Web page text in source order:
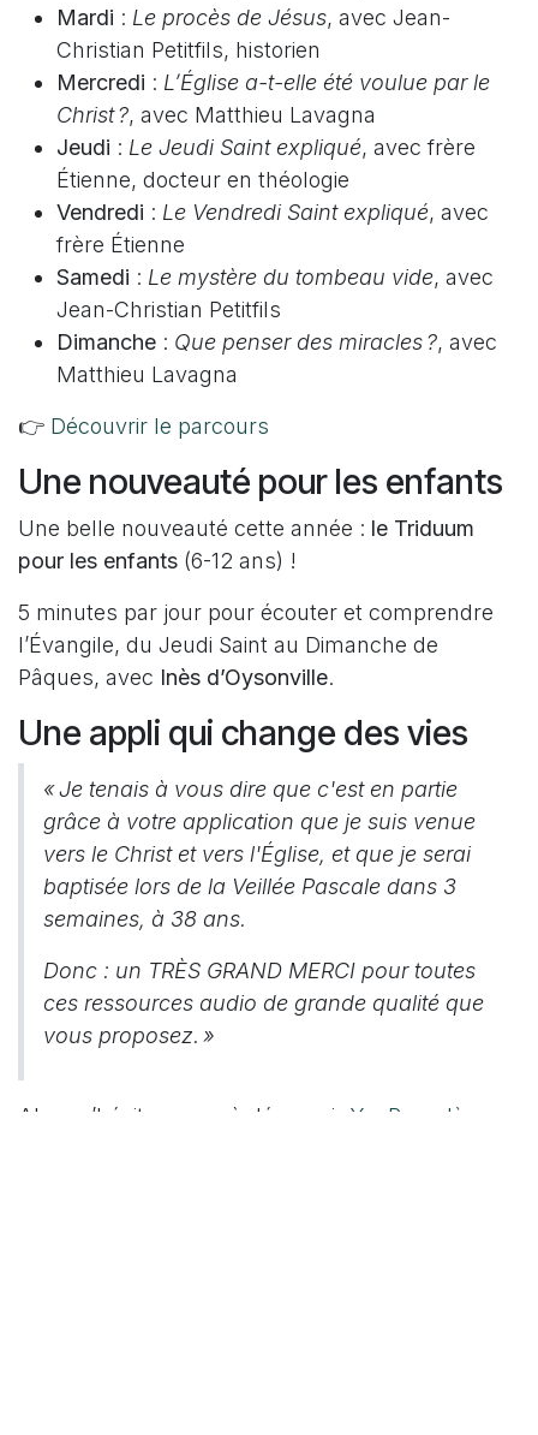
Mardi : Le procès de Jésus, avec Jean-
Christian Petitfils, historien
Mercredi : L’Église a-t-elle été voulue par le
Christ ?, avec Matthieu Lavagna
Jeudi : Le Jeudi Saint expliqué, avec frère
Étienne, docteur en théologie
Vendredi : Le Vendredi Saint expliqué, avec
frère Étienne
Samedi : Le mystère du tombeau vide, avec
Jean-Christian Petitfils
Dimanche : Que penser des miracles ?, avec
Matthieu Lavagna
👉 Découvrir le parcours
Une nouveauté pour les enfants
Une belle nouveauté cette année : le Triduum
pour les enfants (6-12 ans) !
5 minutes par jour pour écouter et comprendre
l’Évangile, du Jeudi Saint au Dimanche de
Pâques, avec Inès d’Oysonville.
Une appli qui change des vies
« Je tenais à vous dire que c'est en partie
grâce à votre application que je suis venue
vers le Christ et vers l'Église, et que je serai
baptisée lors de la Veillée Pascale dans 3
semaines, à 38 ans.
Donc : un TRÈS GRAND MERCI pour toutes
ces ressources audio de grande qualité que
vous proposez. »
Alors n’hésitons pas à découvrir YouPray dès